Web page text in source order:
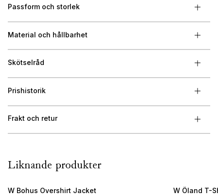
Passform och storlek
Material och hållbarhet
Skötselråd
Prishistorik
Frakt och retur
Liknande produkter
W Bohus Overshirt Jacket W Öland T-